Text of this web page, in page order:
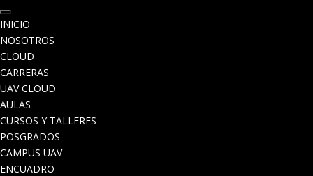
INICIO
NOSOTROS
CLOUD
CARRERAS
UAV CLOUD
AULAS
CURSOS Y TALLERES
POSGRADOS
CAMPUS UAV
ENCUADRO